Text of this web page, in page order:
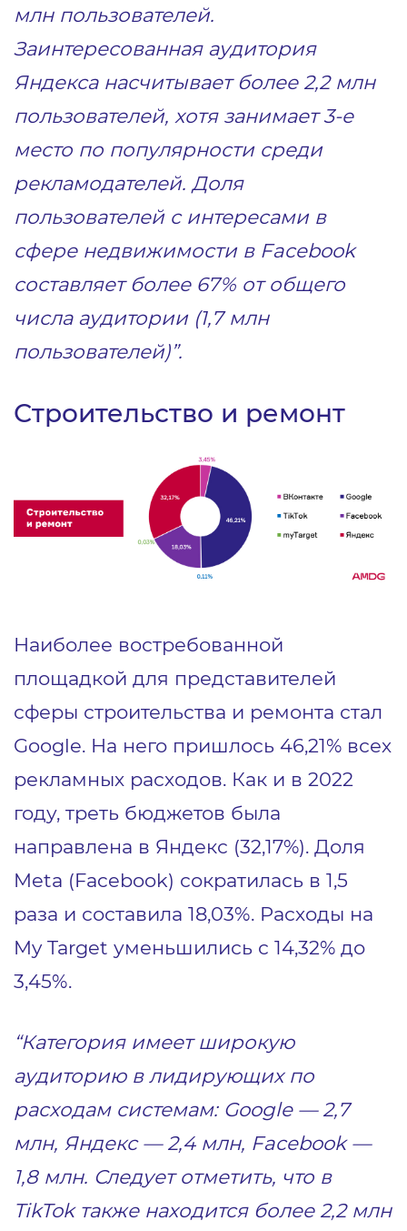
млн пользователей.
Заинтересованная аудитория
Яндекса насчитывает более 2,2 млн
пользователей, хотя занимает 3-е
место по популярности среди
рекламодателей. Доля
пользователей с интересами в
сфере недвижимости в Facebook
составляет более 67% от общего
числа аудитории (1,7 млн
пользователей)”.
Строительство и ремонт
Наиболее востребованной
площадкой для представителей
сферы строительства и ремонта стал
Google. На него пришлось 46,21% всех
рекламных расходов. Как и в 2022
году, треть бюджетов была
направлена в Яндекс (32,17%). Доля
Meta (Facebook) сократилась в 1,5
раза и составила 18,03%. Расходы на
My Target уменьшились с 14,32% до
3,45%.
“Категория имеет широкую
аудиторию в лидирующих по
расходам системам: Google — 2,7
млн, Яндекс — 2,4 млн, Facebook —
1,8 млн. Следует отметить, что в
TikTok также находится более 2,2 млн